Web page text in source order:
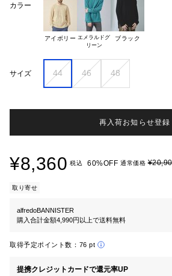
カラー
アイボリー エメラルドグ
ブラック
サイズ 44 46 48
再入荷お知らせ登録
¥8,360 税込 60%OFF 通常価格
取り寄せ
alfredoBANNISTER
購入合計金額4,990円以上で送料無料
取得予定ポイント数： 76 pt
提携クレジットカードで還元率UP